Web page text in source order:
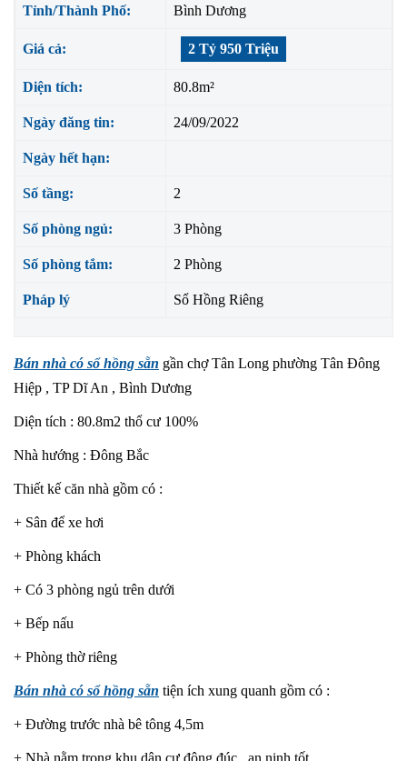
Tỉnh/Thành Phố: Bình Dương
Giá cả: 2 Tỷ 950 Triệu
Diện tích: 80.8m²
Ngày đăng tin: 24/09/2022
Ngày hết hạn:
Số tầng: 2
Số phòng ngủ: 3 Phòng
Số phòng tắm: 2 Phòng
Pháp lý Sổ Hồng Riêng
Bán nhà có sổ hồng sẵn gần chợ Tân Long phường Tân Đông
Hiệp , TP Dĩ An , Bình Dương
Diện tích : 80.8m2 thổ cư 100%
Nhà hướng : Đông Bắc
Thiết kế căn nhà gồm có :
+ Sân để xe hơi
+ Phòng khách
+ Có 3 phòng ngủ trên dưới
+ Bếp nấu
+ Phòng thờ riêng
Bán nhà có sổ hồng sẵn tiện ích xung quanh gồm có :
+ Đường trước nhà bê tông 4,5m
+ Nhà nằm trong khu dân cư đông đúc , an ninh tốt